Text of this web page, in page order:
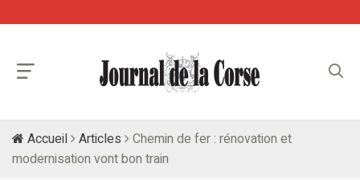
Accueil Articles
Chemin de fer : rénovation et
modernisation vont bon train